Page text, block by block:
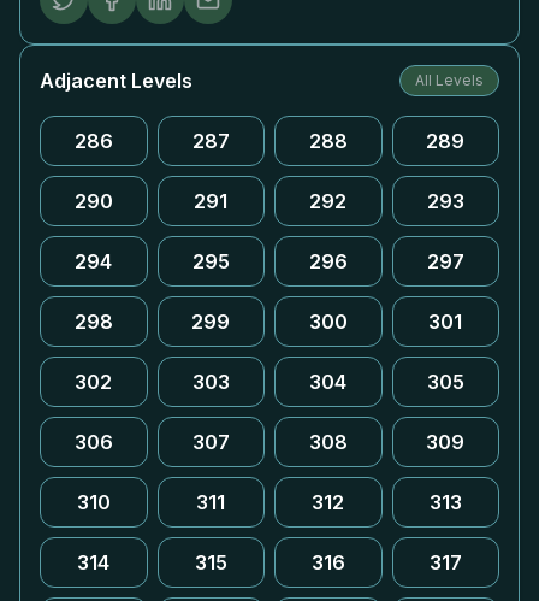
Adjacent Levels All Levels
286 287 288 289
290 291 292 293
294 295 296 297
298 299 300 301
302 303 304 305
306 307 308 309
310 311 312 313
314 315 316 317